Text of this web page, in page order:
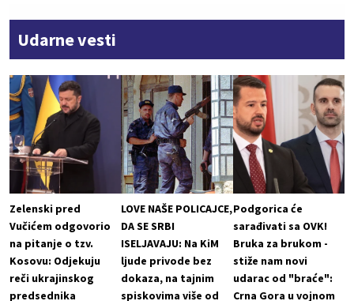
Udarne vesti
Zelenski pred
Vučićem odgovorio
na pitanje o tzv.
Kosovu: Odjekuju
reči ukrajinskog
predsednika
LOVE NAŠE POLICAJCE,
DA SE SRBI
ISELJAVAJU: Na KiM
ljude privode bez
dokaza, na tajnim
spiskovima više od
Podgorica će
sarađivati sa OVK!
Bruka za brukom -
stiže nam novi
udarac od "braće":
Crna Gora u vojnom